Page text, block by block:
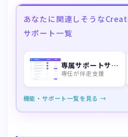
あなたに関連しそうな
サポート一覧
専属サポートサービス
専任が伴走支援
機能・サポート一覧を見る →